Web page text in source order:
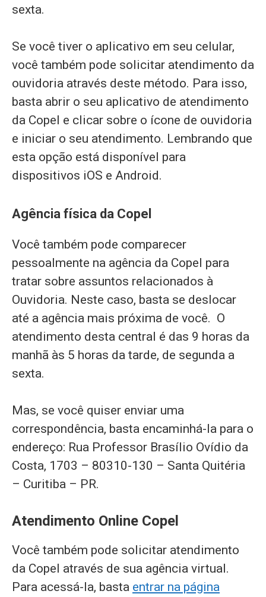
sexta.
Se você tiver o aplicativo em seu celular,
você também pode solicitar atendimento da
ouvidoria através deste método. Para isso,
basta abrir o seu aplicativo de atendimento
da Copel e clicar sobre o ícone de ouvidoria
e iniciar o seu atendimento. Lembrando que
esta opção está disponível para
dispositivos iOS e Android.
Agência física da Copel
Você também pode comparecer
pessoalmente na agência da Copel para
tratar sobre assuntos relacionados à
Ouvidoria. Neste caso, basta se deslocar
até a agência mais próxima de você. O
atendimento desta central é das 9 horas da
manhã às 5 horas da tarde, de segunda a
sexta.
Mas, se você quiser enviar uma
correspondência, basta encaminhá-la para o
endereço: Rua Professor Brasílio Ovídio da
Costa, 1703 – 80310-130 – Santa Quitéria
– Curitiba – PR.
Atendimento Online Copel
Você também pode solicitar atendimento
da Copel através de sua agência virtual.
Para acessá-la, basta entrar na página